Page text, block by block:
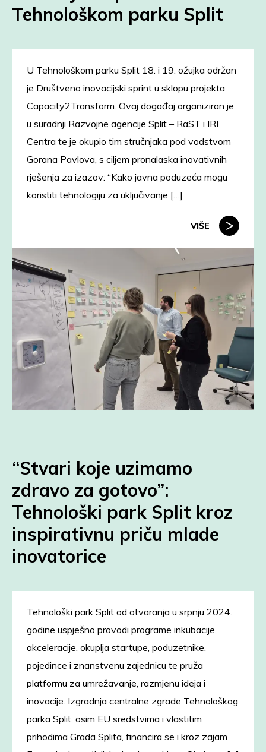
Tehnološkom parku Split
U Tehnološkom parku Split 18. i 19. ožujka održan
je Društveno inovacijski sprint u sklopu projekta
Capacity2Transform. Ovaj događaj organiziran je
u suradnji Razvojne agencije Split – RaST i IRI
Centra te je okupio tim stručnjaka pod vodstvom
Gorana Pavlova, s ciljem pronalaska inovativnih
rješenja za izazov: “Kako javna poduzeća mogu
koristiti tehnologiju za uključivanje […]
VIŠE
“Stvari koje uzimamo
zdravo za gotovo”:
Tehnološki park Split kroz
inspirativnu priču mlade
inovatorice
Tehnološki park Split od otvaranja u srpnju 2024.
godine uspješno provodi programe inkubacije,
akceleracije, okuplja startupe, poduzetnike,
pojedince i znanstvenu zajednicu te pruža
platformu za umrežavanje, razmjenu ideja i
inovacije. Izgradnja centralne zgrade Tehnološkog
parka Split, osim EU sredstvima i vlastitim
prihodima Grada Splita, financira se i kroz zajam